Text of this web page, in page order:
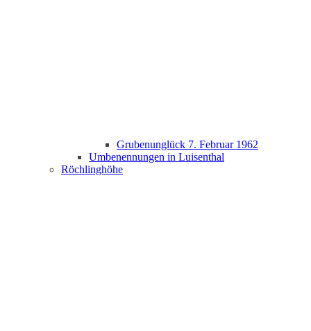
Grubenunglück 7. Februar 1962
Umbenennungen in Luisenthal
Röchlinghöhe